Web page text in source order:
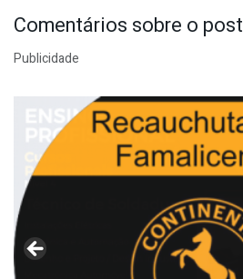
Comentários sobre o post
Publicidade